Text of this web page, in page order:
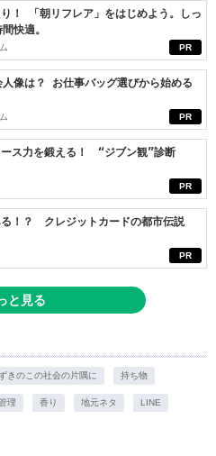
PR
！ 「朝リフレア」をはじめよう。しっ
快適。
PR
像は？ お仕事バッグ選びから始める
PR
ース力を鍛える！ “ジブン観”診断
PR
！？ クレジットカードの都市伝説
と見る
きのこの社会の片隅に 持ち物
理 香り 地元ネタ LINE